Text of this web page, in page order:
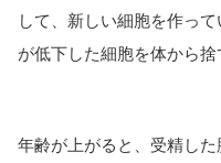
して、新しい細胞を作っ
が低下した細胞を体から捨
年齢が上がると、受精し